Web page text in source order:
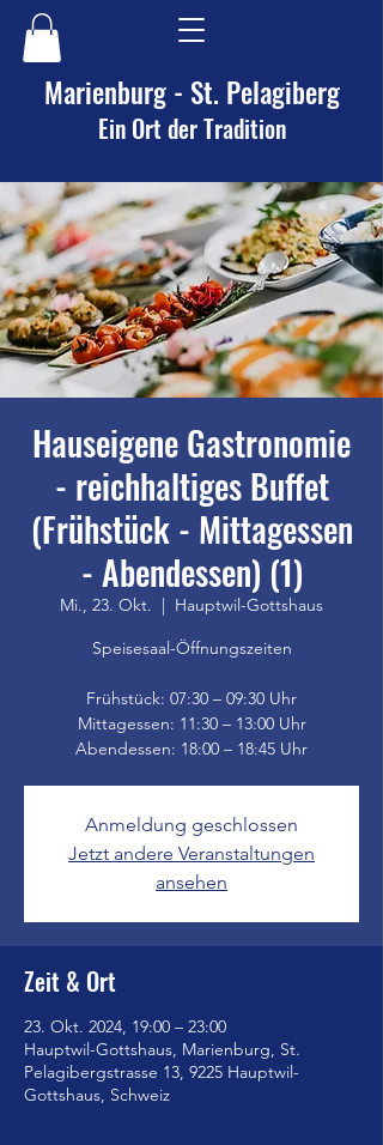
Marienburg - St. Pelagiberg
Ein Ort der Tradition
Hauseigene Gastronomie
- reichhaltiges Buffet
(Frühstück - Mittagessen
- Abendessen) (1)
Mi., 23. Okt.
  |
Hauptwil-Gottshaus
Speisesaal-Öffnungszeiten
Frühstück: 07:30 – 09:30 Uhr
Mittagessen: 11:30 – 13:00 Uhr
Anmeldung geschlossen
Jetzt andere Veranstaltungen
ansehen
Zeit & Ort
23. Okt. 2024, 19:00 – 23:00
Hauptwil-Gottshaus, Marienburg, St.
Pelagibergstrasse 13, 9225 Hauptwil-
Gottshaus, Schweiz